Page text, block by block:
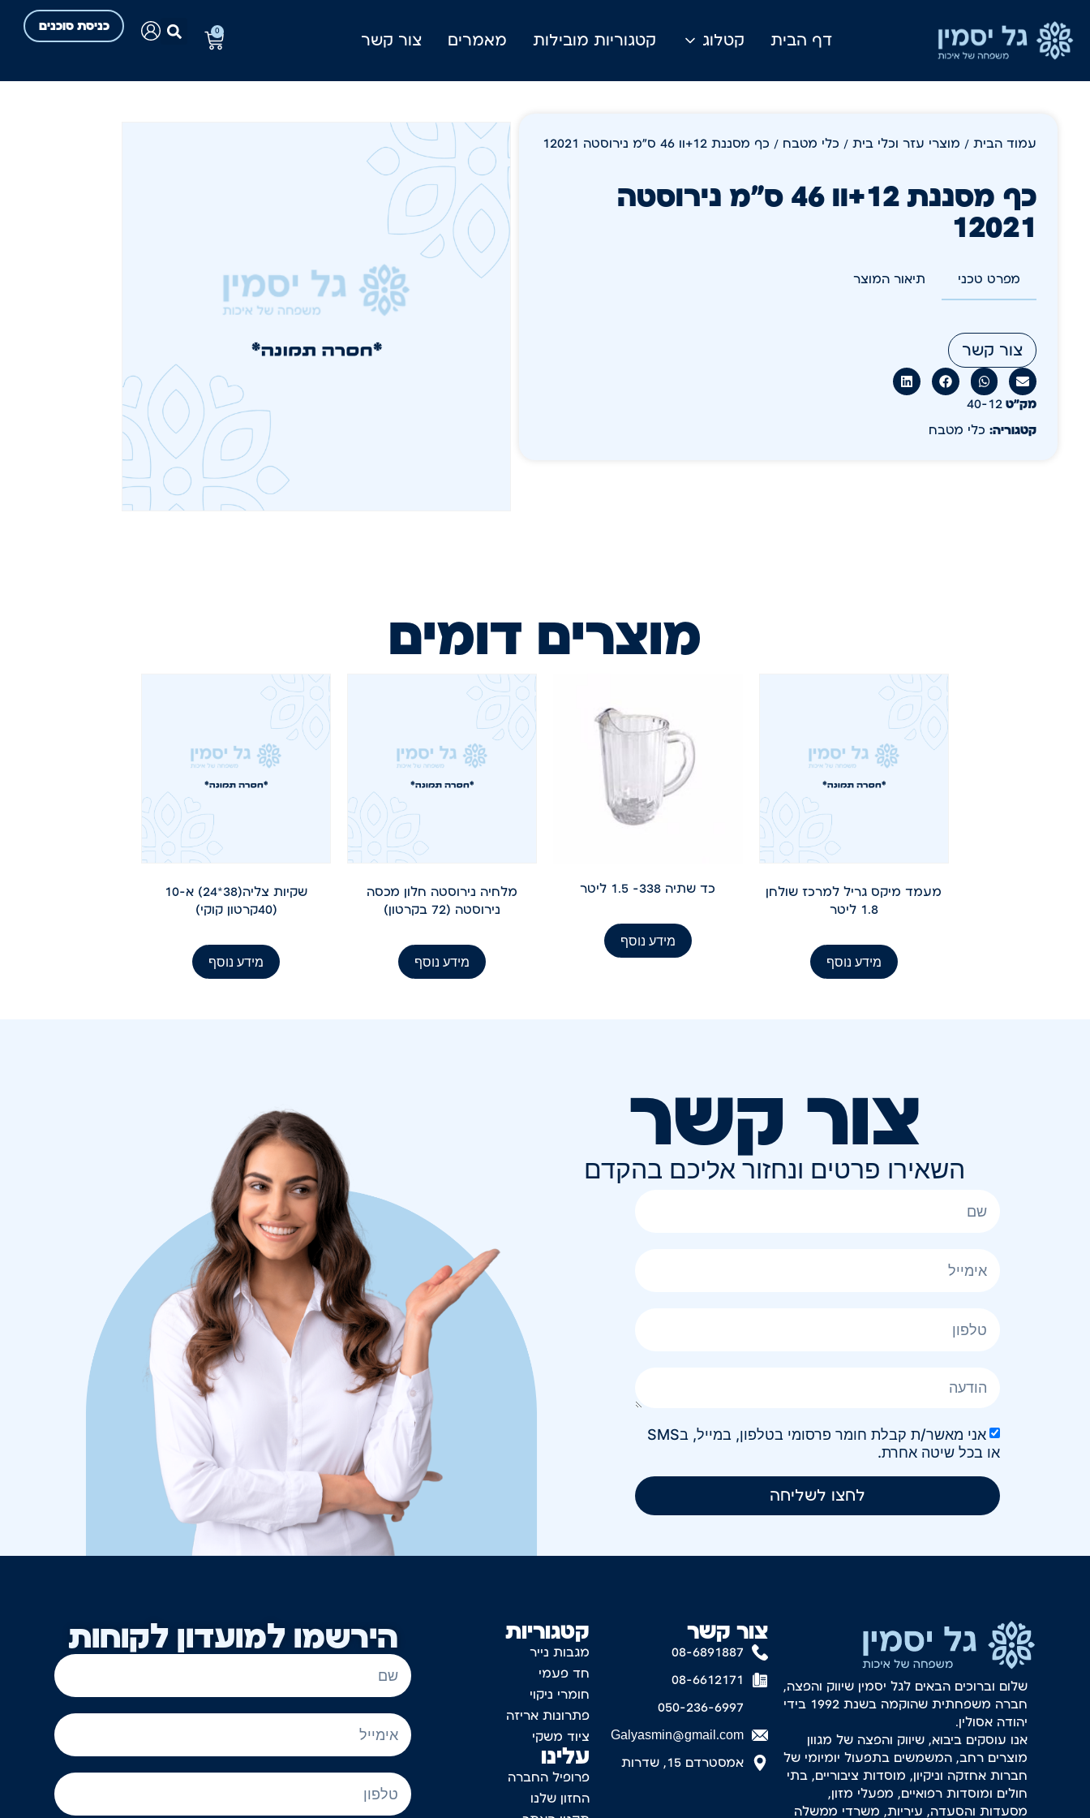
דף הבית קטלוג קטגוריות מובילות מאמרים צור קשר
כניסת סוכנים 0
עמוד הבית / מוצרי עזר וכלי בית / כלי מטבח / כף מסננת 12+וו 46 ס"מ נירוסטה 12021
כף מסננת 12+וו 46 ס"מ נירוסטה
12021
מפרט טכני תיאור המוצר
צור קשר
מק״ט 40-12
קטגוריה: כלי מטבח
מוצרים דומים
מעמד מיקס גריל למרכז שולחן
1.8 ליטר
מידע נוסף
כד שתיה 338- 1.5 ליטר
מידע נוסף
מלחיה נירוסטה חלון מכסה
נירוסטה (72 בקרטון)
מידע נוסף
שקיות צליה(38*24) א-10
(40קרטון קוקי)
מידע נוסף
צור קשר
השאירו פרטים ונחזור אליכם בהקדם
אני מאשר/ת קבלת חומר פרסומי בטלפון, במייל, בSMS
או בכל שיטה אחרת.
לחצו לשליחה
הירשמו למועדון לקוחות קטגוריות
מגבות נייר
חד פעמי
חומרי ניקוי
פתרונות אריזה
ציוד משקי
עלינו
פרופיל החברה
החזון שלנו
צור קשר
08-6891887
08-6612171
050-236-6997
Galyasmin@gmail.com
אמסטרדם 15, שדרות
שלום וברוכים הבאים לגל יסמין שיווק והפצה,
חברה משפחתית שהוקמה בשנת 1992 בידי
יהודה אסולין.
אנו עוסקים ביבוא, שיווק והפצה של מגוון
מוצרים רחב, המשמשים בתפעול יומיומי של
חברות אחזקה וניקיון, מוסדות ציבוריים, בתי
חולים ומוסדות רפואיים, מפעלי מזון,
מסעדות והסעדה, עיריות, משרדי ממשלה